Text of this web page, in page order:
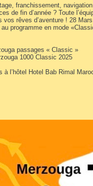
franchissement,
de fin d’année ? Toute
rêves d’aventure ! 28
programme en mode
passages « Classic »
1000 Classic 2025
l’hôtel Hotel Bab Rimal